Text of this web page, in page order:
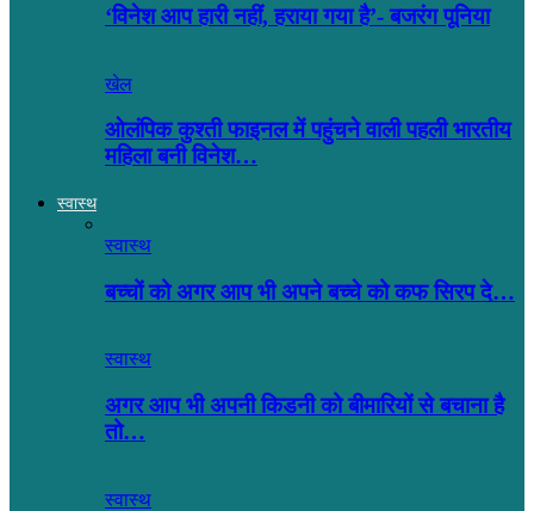
‘विनेश आप हारी नहीं, हराया गया है’- बजरंग पूनिया
खेल
ओलंपिक कुश्ती फाइनल में पहुंचने वाली पहली भारतीय
महिला बनी विनेश…
स्वास्थ
स्वास्थ
बच्चों को अगर आप भी अपने बच्चे को कफ सिरप दे…
स्वास्थ
अगर आप भी अपनी किडनी को बीमारियों से बचाना है
तो…
स्वास्थ